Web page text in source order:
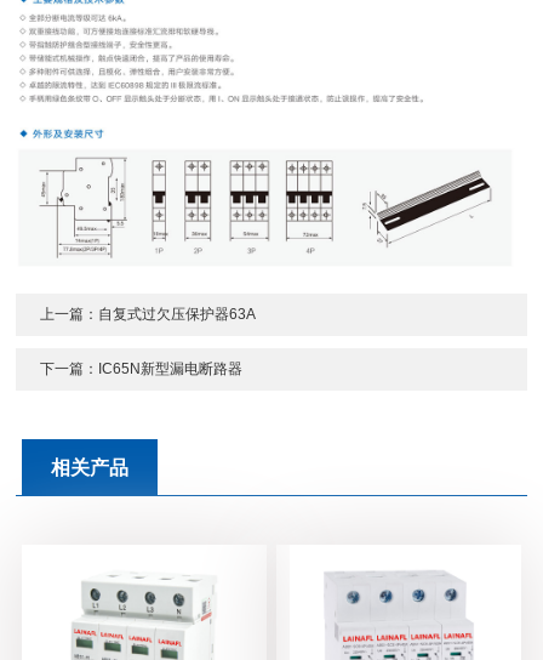
上一篇： 自复式过欠压保护器63A
下一篇： IC65N新型漏电断路器
相关产品